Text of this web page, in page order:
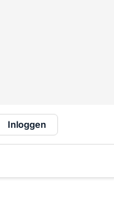
Inloggen